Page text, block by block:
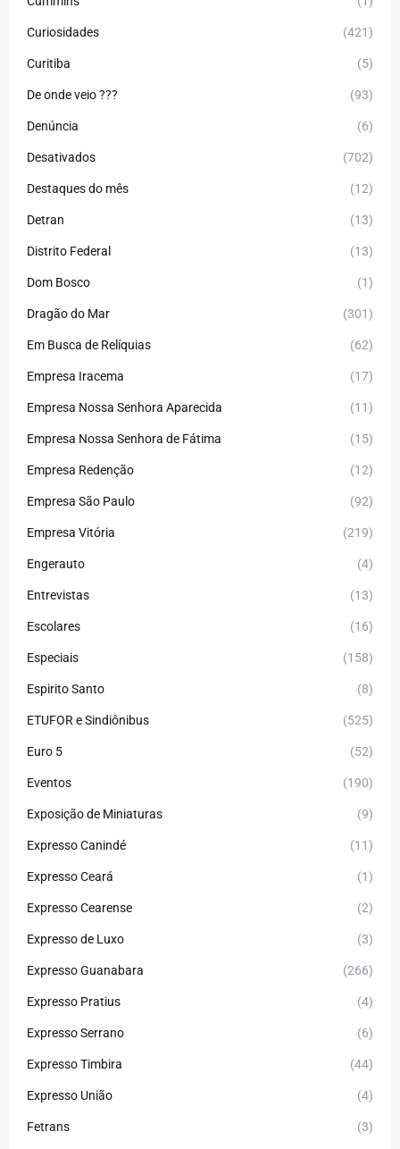
Curiosidades (421)
Curitiba (5)
De onde veio ??? (93)
Denúncia (6)
Desativados (702)
Destaques do mês (12)
Detran (13)
Distrito Federal (13)
Dom Bosco (1)
Dragão do Mar (301)
Em Busca de Relíquias (62)
Empresa Iracema (17)
Empresa Nossa Senhora Aparecida (11)
Empresa Nossa Senhora de Fátima (15)
Empresa Redenção (12)
Empresa São Paulo (92)
Empresa Vitória (219)
Engerauto (4)
Entrevistas (13)
Escolares (16)
Especiais (158)
Espirito Santo (8)
ETUFOR e Sindiônibus (525)
Euro 5 (52)
Eventos (190)
Exposição de Miniaturas (9)
Expresso Canindé (11)
Expresso Ceará (1)
Expresso Cearense (2)
Expresso de Luxo (3)
Expresso Guanabara (266)
Expresso Pratius (4)
Expresso Serrano (6)
Expresso Timbira (44)
Expresso União (4)
Fetrans (3)